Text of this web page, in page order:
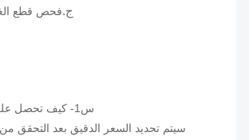
فحص قطع الغيار
سيتم تحديد السعر الدقيق بعد التحقق من